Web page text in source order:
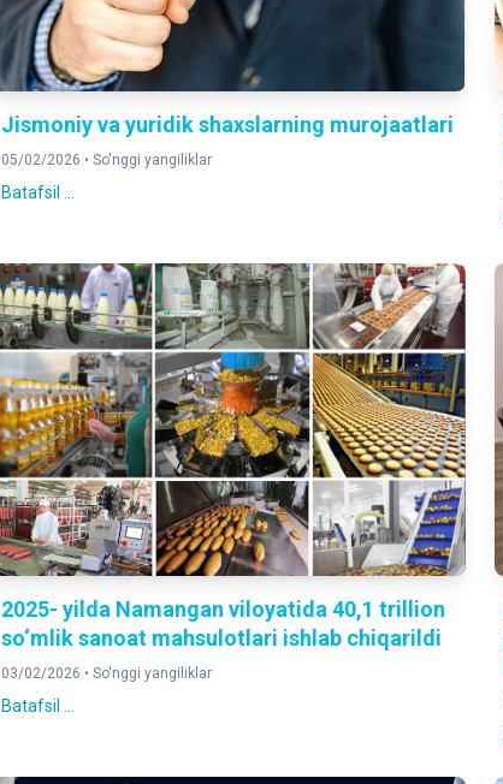
Jismoniy va yuridik shaxslarning murojaatlari
05/02/2026 • So'nggi yangiliklar
Batafsil ...
2025- yilda Namangan viloyatida 40,1 trillion
so‘mlik sanoat mahsulotlari ishlab chiqarildi
03/02/2026 • So'nggi yangiliklar
Batafsil ...